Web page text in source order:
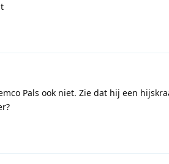
Pals ook niet. Zie dat hij een